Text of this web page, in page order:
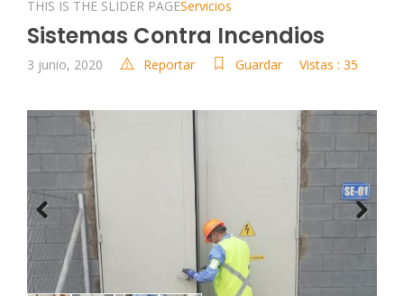
THIS IS THE SLIDER PAGEServicios
Sistemas Contra Incendios
3 junio, 2020 Reportar Guardar Vistas : 35
Previous Next